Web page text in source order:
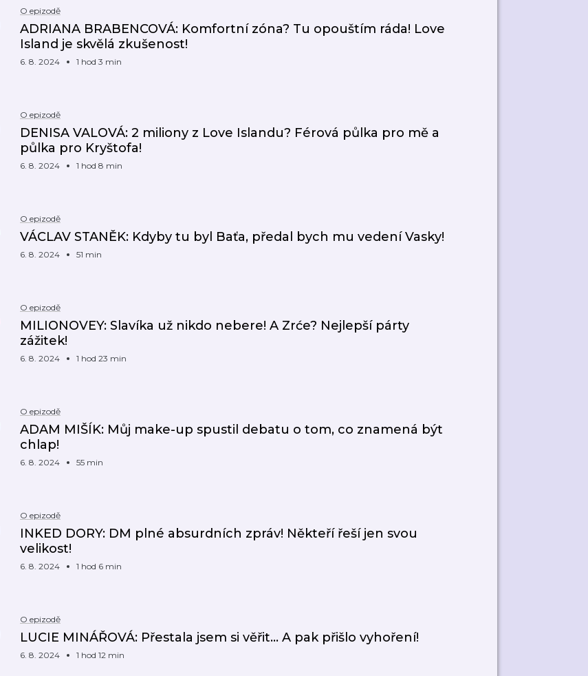
O epizodě
ADRIANA BRABENCOVÁ: Komfortní zóna? Tu opouštím ráda! Love
Island je skvělá zkušenost!
6. 8. 2024 1 hod 3 min
O epizodě
DENISA VALOVÁ: 2 miliony z Love Islandu? Férová půlka pro mě a
půlka pro Kryštofa!
6. 8. 2024 1 hod 8 min
O epizodě
VÁCLAV STANĚK: Kdyby tu byl Baťa, předal bych mu vedení Vasky!
6. 8. 2024 51 min
O epizodě
MILIONOVEY: Slavíka už nikdo nebere! A Zrće? Nejlepší párty
zážitek!
6. 8. 2024 1 hod 23 min
O epizodě
ADAM MIŠÍK: Můj make-up spustil debatu o tom, co znamená být
chlap!
6. 8. 2024 55 min
O epizodě
INKED DORY: DM plné absurdních zpráv! Někteří řeší jen svou
velikost!
6. 8. 2024 1 hod 6 min
O epizodě
LUCIE MINÁŘOVÁ: Přestala jsem si věřit… A pak přišlo vyhoření!
6. 8. 2024 1 hod 12 min